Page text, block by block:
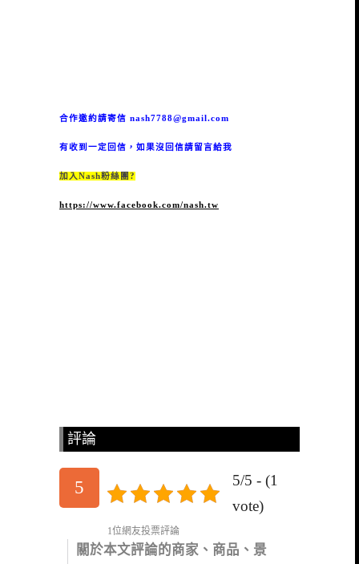
合作邀約請寄信 nash7788@gmail.com
有收到一定回信，如果沒回信請留言給我
加入Nash粉絲團?
https://www.facebook.com/nash.tw
評論
5
5/5 - (1
vote)
1位網友投票評論
關於本文評論的商家、商品、景